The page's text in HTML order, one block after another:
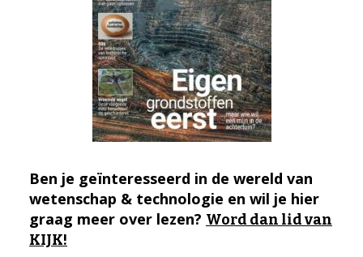
Ben je geïnteresseerd in de wereld van
wetenschap & technologie en wil je hier
graag meer over lezen? Word dan lid van
KIJK!